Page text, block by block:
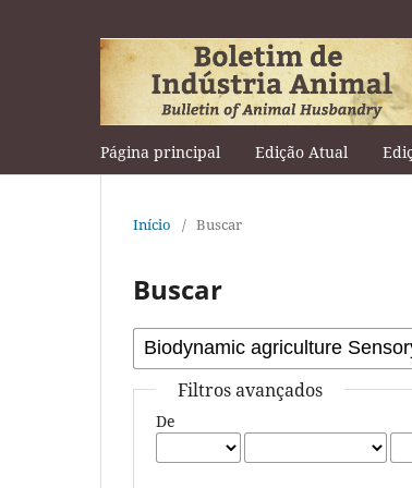
Página principal Edição Atual
Início / Buscar
Buscar
Filtros avançados
De